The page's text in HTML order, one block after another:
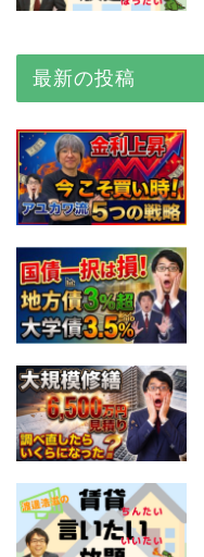
最新の投稿